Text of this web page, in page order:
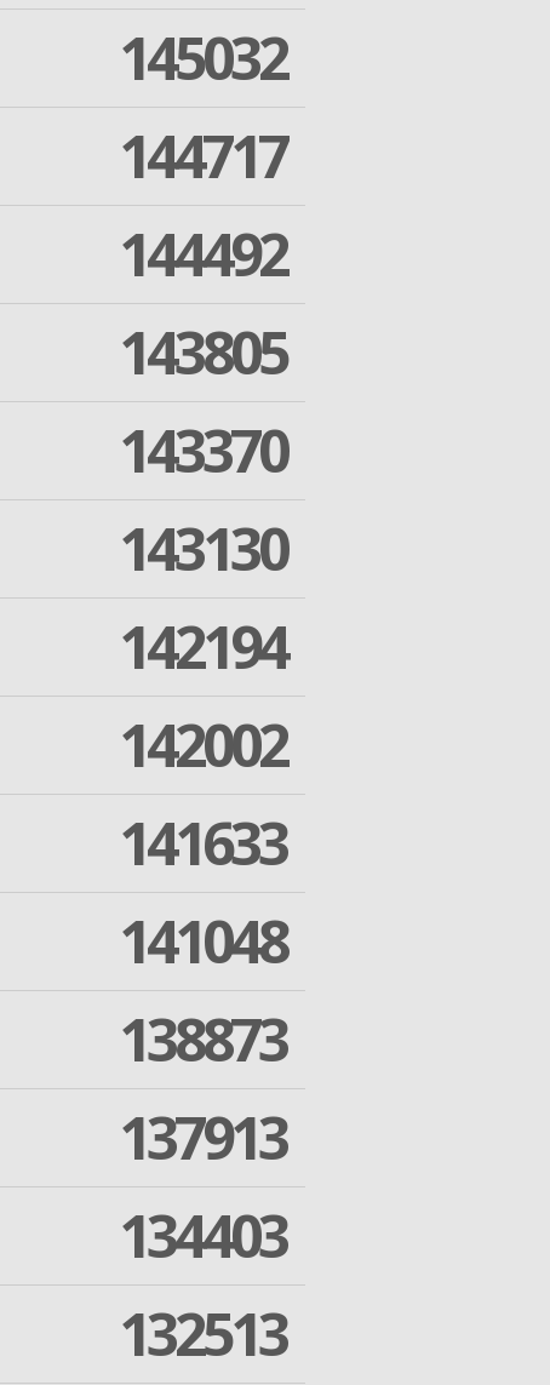
145032
144717
144492
143805
143370
143130
142194
142002
141633
141048
138873
137913
134403
132513